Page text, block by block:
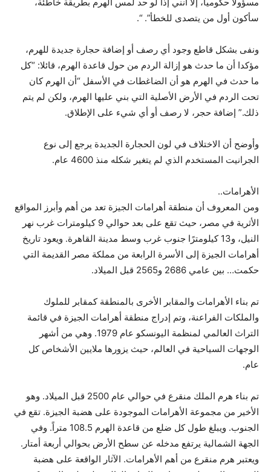
سأكون أول من يتصدى للخطأ”. “.
ونفى بشكل قاطع وجود أي رصف أو إضافة حجارة جديدة للهرم،
مؤكدا أن ما حدث هو إزالة الردم من حول قاعدة الهرم، قائلا: “كل
ما حدث في الهرم هو أن الضاغطات في الأسفل “أن الهرم كان
تحت الردم في الأرض الأصلية التي بني عليها الهرم، ولكن لم يتم
ذلك.” إضافة حجر، لا رصف أو أي شيء على الإطلاق.
وأوضح أن الاختلاف في لون الحجارة الجديدة يرجع إلى نوع
الجرانيت المستخدم الذي لم يتغير شكله منذ 4600 عام.
الأهرامات..
ومن المعروف أن منطقة أهرامات الجيزة تعد من أهم وأبرز المواقع
الأثرية في مصر، حيث تقع على بعد حوالي 9 كيلومترات غرب نهر
النيل، و13 كيلومترًا جنوب غرب وسط مدينة القاهرة. ويعود تاريخ
أهرامات الجيزة إلى الأسرة الرابعة من مملكة مصر القديمة التي
حكمت… بين عامي 2686 و2565 قبل الميلاد.
تم بناء الأهرامات والمقابر الأخرى بالمنطقة كمقابر للملوك
والملكات الفراعنة، وتم إدراج منطقة أهرامات الجيزة في قائمة
التراث العالمي لمنظمة اليونسكو عام 1979. وهي من أشهر
الوجهات السياحية في العالم، حيث يزورها ملايين الأشخاص كل
عام.
تم بناء هرم الملك منقرع في حوالي عام 2500 قبل الميلاد. وهو
الأخير من مجموعة الأهرامات الموجودة على هضبة الجيزة. تقع في
الجنوب. ويبلغ طول كل ضلع من قاعدة الهرم 108.5 متراً. وفي
الجهة الشمالية يرتفع مدخله عن سطح الأرض بحوالي أربعة أمتار.
ويعتبر هرم منقرع من أهم الأهرامات. الآثار الواقعة على هضبة